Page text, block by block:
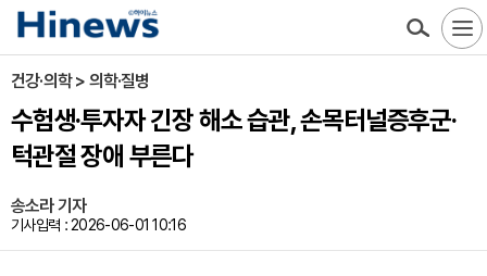
건강·의학 > 의학·질병
수험생·투자자 긴장 해소 습관, 손목터널증후군·
턱관절 장애 부른다
송소라 기자
기사입력 : 2026-06-01 10:16